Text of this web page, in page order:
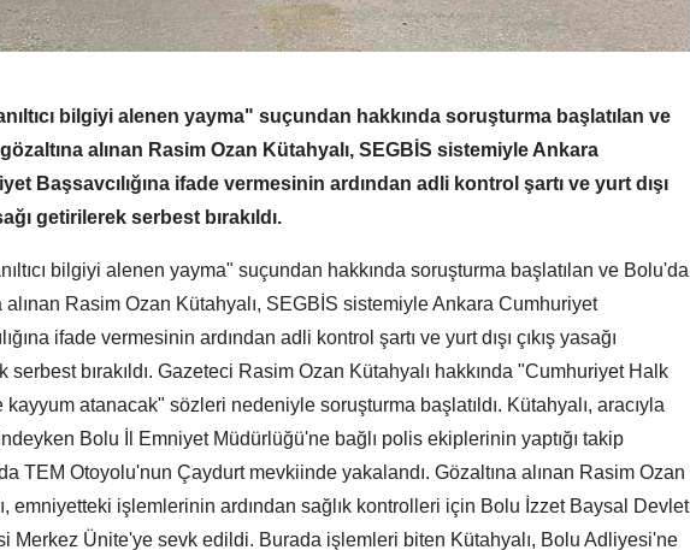
bilgiyi alenen yayma" suçundan hakkında soruşturma başlatılan ve
alınan Rasim Ozan Kütahyalı, SEGBİS sistemiyle Ankara
Başsavcılığına ifade vermesinin ardından adli kontrol şartı ve yurt dışı
getirilerek serbest bırakıldı.
bilgiyi alenen yayma" suçundan hakkında soruşturma başlatılan ve Bolu'da
alınan Rasim Ozan Kütahyalı, SEGBİS sistemiyle Ankara Cumhuriyet
ifade vermesinin ardından adli kontrol şartı ve yurt dışı çıkış yasağı
serbest bırakıldı. Gazeteci Rasim Ozan Kütahyalı hakkında "Cumhuriyet Halk
kayyum atanacak" sözleri nedeniyle soruşturma başlatıldı. Kütahyalı, aracıyla
Bolu İl Emniyet Müdürlüğü'ne bağlı polis ekiplerinin yaptığı takip
TEM Otoyolu'nun Çaydurt mevkiinde yakalandı. Gözaltına alınan Rasim Ozan
emniyetteki işlemlerinin ardından sağlık kontrolleri için Bolu İzzet Baysal Devlet
Merkez Ünite'ye sevk edildi. Burada işlemleri biten Kütahyalı, Bolu Adliyesi'ne